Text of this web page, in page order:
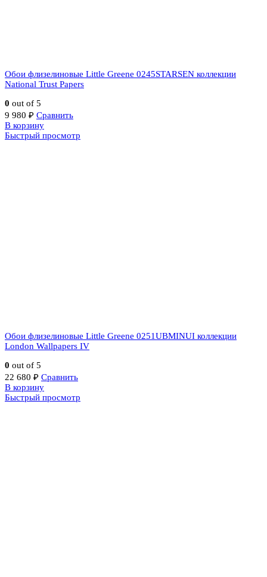
Обои флизелиновые Little Greene 0245STARSEN коллекции
National Trust Papers
0 out of 5
9 980 ₽ Сравнить
В корзину
Быстрый просмотр
Обои флизелиновые Little Greene 0251UBMINUI коллекции
London Wallpapers IV
0 out of 5
22 680 ₽ Сравнить
В корзину
Быстрый просмотр